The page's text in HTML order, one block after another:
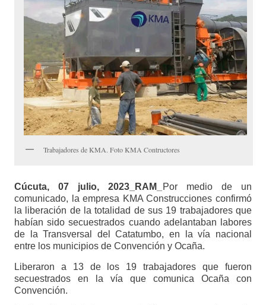
Trabajadores de KMA. Foto KMA Contructores
Cúcuta, 07 julio, 2023_RAM_
Por medio de un
comunicado, la empresa KMA Construcciones confirmó
la liberación de la totalidad de sus 19 trabajadores que
habían sido secuestrados cuando adelantaban labores
de la Transversal del Catatumbo, en la vía nacional
entre los municipios de Convención y Ocaña.
Liberaron a 13 de los 19 trabajadores que fueron
secuestrados en la vía que comunica Ocaña con
Convención.